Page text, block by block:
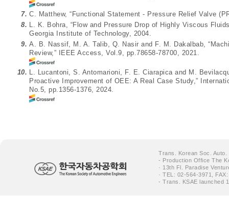
7. C. Matthew, “Functional Statement - Pressure Relief Valve
8. L. K. Bohra, “Flow and Pressure Drop of Highly Viscous
Georgia Institute of Technology, 2004.
9. A. B. Nassif, M. A. Talib, Q. Nasir and F. M. Dakalbab,
Review,” IEEE Access, Vol.9, pp.78658-78700, 2021.
10. L. Lucantoni, S. Antomarioni, F. E. Ciarapica and M.
Proactive Improvement of OEE: A Real Case Study,”
No.5, pp.1356-1376, 2024.
Trans. Korean Soc. Auto.
- Production Office The
· 13th Fl. Paradise
· TEL: 02-564-3971,
- Trans. KSAE launched